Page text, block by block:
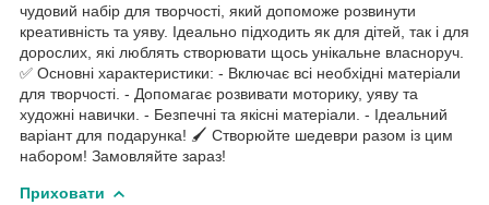
чудовий набір для творчості, який допоможе розвинути
креативність та уяву. Ідеально підходить як для дітей, так і для
дорослих, які люблять створювати щось унікальне власноруч.
✅ Основні характеристики: - Включає всі необхідні матеріали
для творчості. - Допомагає розвивати моторику, уяву та
художні навички. - Безпечні та якісні матеріали. - Ідеальний
варіант для подарунка! 🖌 Створюйте шедеври разом із цим
набором! Замовляйте зараз!
Приховати